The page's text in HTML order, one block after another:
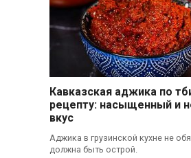
Кавказская аджика по
рецепту: насыщенный и
вкус
Аджика в грузинской кухне не
должна быть острой.